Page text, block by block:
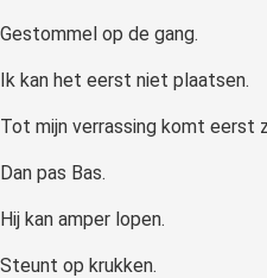
Gestommel op de gang.
Ik kan het eerst niet plaatsen.
Tot mijn verrassing komt eerst
Dan pas Bas.
Hij kan amper lopen.
Steunt op krukken.
van